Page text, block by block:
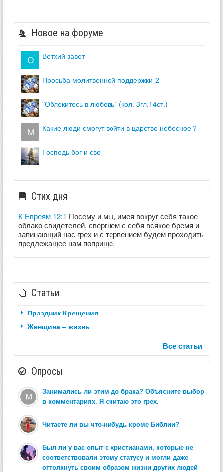
Новое на форуме
ветхий завет
просьба молитвенной поддержки-2
"облекитесь в любовь" (кол. 3гл.14ст.)
какие люди смогут войти в царство небесное？
господь бог и сво
Стих дня
К Евреям 12:1 Посему и мы, имея вокруг себя такое
облако свидетелей, свергнем с себя всякое бремя и
запинающий нас грех и с терпением будем проходить
предлежащее нам поприще,
Статьи
Праздник Крещения
Женщина – жизнь
Все статьи
Опросы
Занимались ли этим до брака? Объясните выбор
в комментариях. Я считаю это грех.
Читаете ли вы что-нибудь кроме Библии?
Был ли у вас опыт с христианами, которые не
соответствовали этому статусу и могли даже
оттолкнуть своим образом жизни других людей